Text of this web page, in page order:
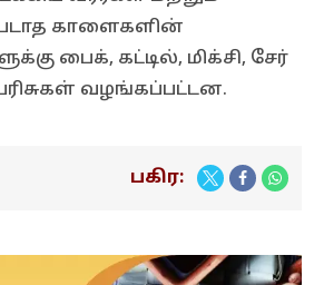
காளைகளின்
பைக், கட்டில், மிக்சி, சேர்
வழங்கப்பட்டன.
பகிர: